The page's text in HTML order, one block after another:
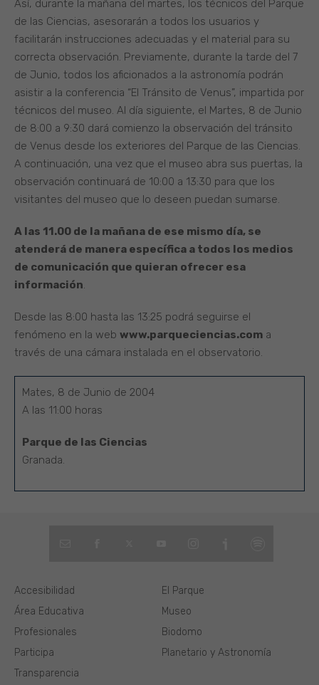
Así, durante la mañana del martes, los técnicos del Parque
de las Ciencias, asesorarán a todos los usuarios y
facilitarán instrucciones adecuadas y el material para su
correcta observación. Previamente, durante la tarde del 7
de Junio, todos los aficionados a la astronomía podrán
asistir a la conferencia “El Tránsito de Venus”, impartida por
técnicos del museo. Al día siguiente, el Martes, 8 de Junio
de 8:00 a 9:30 dará comienzo la observación del tránsito
de Venus desde los exteriores del Parque de las Ciencias.
A continuación, una vez que el museo abra sus puertas, la
observación continuará de 10:00 a 13:30 para que los
visitantes del museo que lo deseen puedan sumarse.
A las 11.00 de la mañana de ese mismo día, se
atenderá de manera específica a todos los medios
de comunicación que quieran ofrecer esa
información.
Desde las 8:00 hasta las 13:25 podrá seguirse el
fenómeno en la web www.parqueciencias.com a
través de una cámara instalada en el observatorio.
Mates, 8 de Junio de 2004
A las 11:00 horas
Parque de las Ciencias
Granada.
El Parque
Museo
Biodomo
Planetario y Astronomía
Área Educativa
Profesionales
Participa
Transparencia
Accesibilidad